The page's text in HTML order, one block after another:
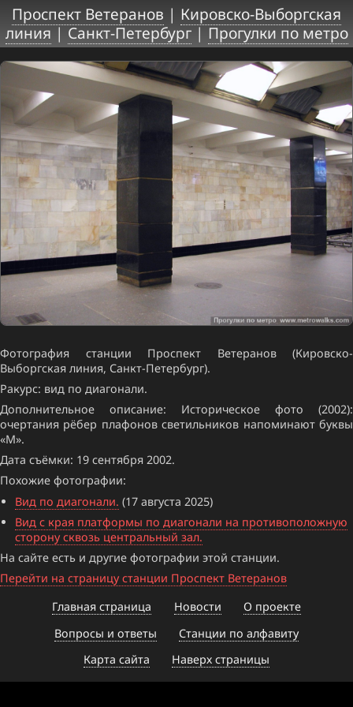
Проспект Ветеранов | Кировско-Выборгская
линия|Санкт-Петербург|Прогулки по метро
Фотография станции Проспект Ветеранов (Кировско-
Выборгская линия, Санкт-Петербург).
Ракурс: вид по диагонали.
Дополнительное описание: Историческое фото (2002):
очертания рёбер плафонов светильников напоминают буквы
«М».
Дата съёмки: 19 сентября 2002.
Похожие фотографии:
Вид по диагонали. (17 августа 2025)
Вид с края платформы по диагонали на противоположную
сторону сквозь центральный зал.
На сайте есть и другие фотографии этой станции.
Перейти на страницу станции Проспект Ветеранов
Главная страница
Новости
О проекте
Вопросы и ответы
Станции по алфавиту
Карта сайта
Наверх страницы